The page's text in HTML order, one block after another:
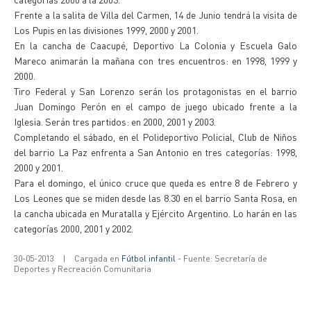
Frente a la salita de Villa del Carmen, 14 de Junio tendrá la visita de
Los Pupis en las divisiones 1999, 2000 y 2001.
En la cancha de Caacupé, Deportivo La Colonia y Escuela Galo
Mareco animarán la mañana con tres encuentros: en 1998, 1999 y
2000.
Tiro Federal y San Lorenzo serán los protagonistas en el barrio
Juan Domingo Perón en el campo de juego ubicado frente a la
Iglesia. Serán tres partidos: en 2000, 2001 y 2003.
Completando el sábado, en el Polideportivo Policial, Club de Niños
del barrio La Paz enfrenta a San Antonio en tres categorías: 1998,
2000 y 2001.
Para el domingo, el único cruce que queda es entre 8 de Febrero y
Los Leones que se miden desde las 8.30 en el barrio Santa Rosa, en
la cancha ubicada en Muratalla y Ejército Argentino. Lo harán en las
categorías 2000, 2001 y 2002.
30-05-2013 | Cargada en Fútbol infantil - Fuente: Secretaría de
Deportes y Recreación Comunitaria